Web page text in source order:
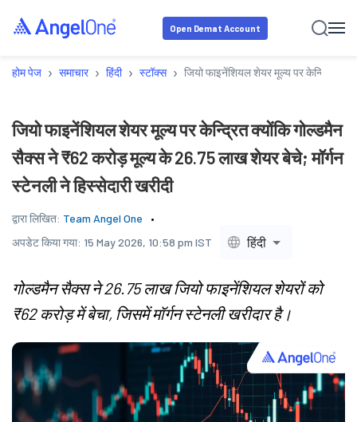
Open Demat Account
होम पेज › समाचार › हिंदी › स्टॉक्स › जियो फाइनेंशियल शेयर मूल्य पर केन्द्रित
जियो फाइनेंशियल शेयर मूल्य पर केन्द्रित क्योंकि गोल्डमैन
सैक्स ने ₹62 करोड़ मूल्य के 26.75 लाख शेयर बेचे; मॉर्गन
स्टेनली ने हिस्सेदारी खरीदी
द्वारा लिखित: Team Angel One
अपडेट किया गया: 15 May 2026, 10:58 pm IST हिंदी
गोल्डमैन सैक्स ने 26.75 लाख जियो फाइनेंशियल शेयरों को
₹62 करोड़ में बेचा, जिसमें मॉर्गन स्टेनली खरीदार है।